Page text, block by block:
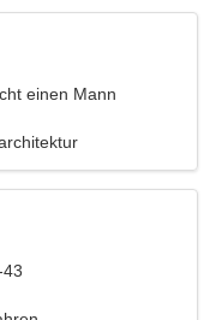
einen Mann